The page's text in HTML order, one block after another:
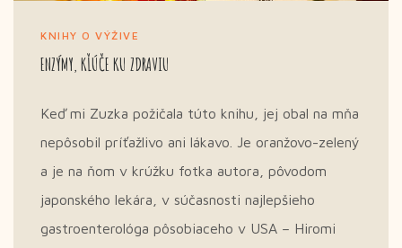
KNIHY O VÝŽIVE
ENZÝMY, KĽÚČE KU ZDRAVIU
Keď mi Zuzka požičala túto knihu, jej obal na mňa
nepôsobil príťažlivo ani lákavo. Je oranžovo-zelený
a je na ňom v krúžku fotka autora, pôvodom
japonského lekára, v súčasnosti najlepšieho
gastroenterológa pôsobiaceho v USA – Hiromi